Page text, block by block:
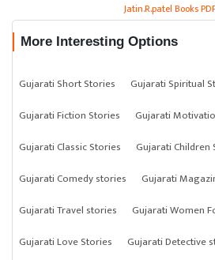
Jatin.R.patel Books
More Interesting Options
Gujarati Short Stories
Gujarati Spiritual
Gujarati Fiction Stories
Gujarati
Gujarati Classic Stories
Gujarati Children
Gujarati Comedy stories
Gujarati
Gujarati Travel stories
Gujarati Women
Gujarati Love Stories
Gujarati Detective